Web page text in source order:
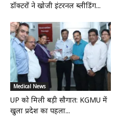
डॉक्टरों ने खोजी इंटरनल ब्लीडिंग...
Medical News
UP को मिली बड़ी सौगात: KGMU में
खुला प्रदेश का पहला...